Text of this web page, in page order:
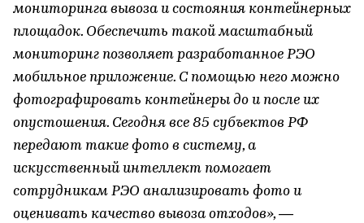
мониторинга вывоза и состояния контейнерных
площадок. Обеспечить такой масштабный
мониторинг позволяет разработанное РЭО
мобильное приложение. С помощью него можно
фотографировать контейнеры до и после их
опустошения. Сегодня все 85 субъектов РФ
передают такие фото в систему, а
искусственный интеллект помогает
сотрудникам РЭО анализировать фото и
оценивать качество вывоза отходов», —